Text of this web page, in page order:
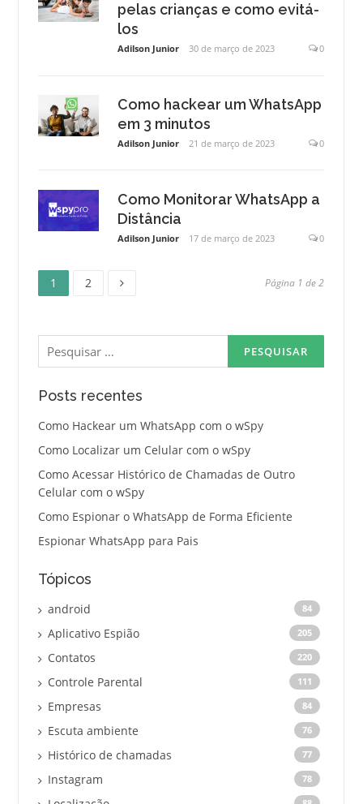
pelas crianças e como evitá-
los
Adilson Junior 30 de março de 2023 0
Como hackear um WhatsApp
em 3 minutos
Adilson Junior 21 de março de 2023 0
Como Monitorar WhatsApp a
Distância
Adilson Junior 17 de março de 2023 0
Paginação
posts
Página
1 2 Página 1 de 2
Pesquisar
por:
Posts recentes
Como Hackear um WhatsApp com o wSpy
Como Localizar um Celular com o wSpy
Como Acessar Histórico de Chamadas de Outro
Celular com o wSpy
Como Espionar o WhatsApp de Forma Eficiente
Espionar WhatsApp para Pais
Tópicos
android 84
Aplicativo Espião 205
Contatos 220
Controle Parental 111
Empresas 84
Escuta ambiente 76
Histórico de chamadas 77
Instagram 78